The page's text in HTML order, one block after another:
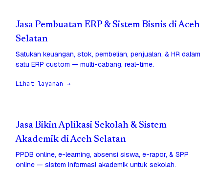
Jasa Pembuatan ERP & Sistem Bisnis di Aceh
Selatan
Satukan keuangan, stok, pembelian, penjualan, & HR dalam
satu ERP custom — multi-cabang, real-time.
Lihat layanan →
Jasa Bikin Aplikasi Sekolah & Sistem
Akademik di Aceh Selatan
PPDB online, e-learning, absensi siswa, e-rapor, & SPP
online — sistem informasi akademik untuk sekolah.